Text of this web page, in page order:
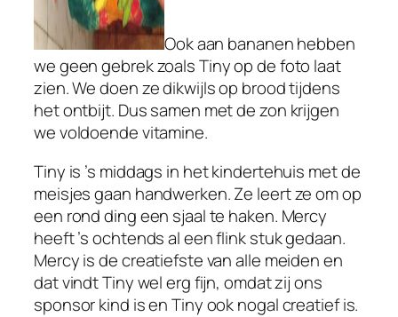
Ook aan bananen hebben
we geen gebrek zoals Tiny op de foto laat
zien. We doen ze dikwijls op brood tijdens
het ontbijt. Dus samen met de zon krijgen
we voldoende vitamine.
Tiny is ’s middags in het kindertehuis met de
meisjes gaan handwerken. Ze leert ze om op
een rond ding een sjaal te haken. Mercy
heeft ’s ochtends al een flink stuk gedaan.
Mercy is de creatiefste van alle meiden en
dat vindt Tiny wel erg fijn, omdat zij ons
sponsor kind is en Tiny ook nogal creatief is.